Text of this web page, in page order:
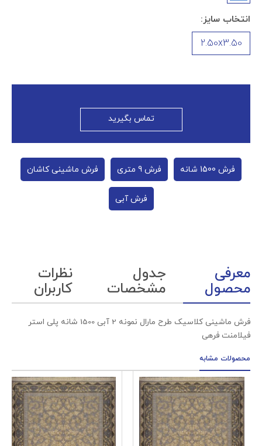
انتخاب سایز:
2.50x3.50
تماس بگیرید
فرش 1500 شانه فرش 9 متری فرش ماشینی کاشان
فرش آبی
معرفی
محصول
جدول
مشخصات
نظرات
کاربران
فرش ماشینی کلاسیک طرح مارال نمونه 2 آبی 1500 شانه پلی استر
فیلامنت فرهی
محصولات مشابه